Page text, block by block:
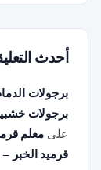
أحدث
برجولات
على
قرميد الخبر